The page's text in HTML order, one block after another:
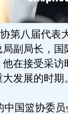
八届代表
副局长，国
在接受采访
发展的时期
国篮协委员